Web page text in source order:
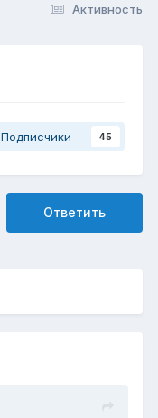
Активность
Подписчики 45
Ответить